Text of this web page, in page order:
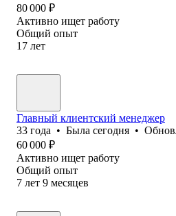
80 000 ₽
Активно ищет работу
Общий опыт
17 лет
Главный клиентский менеджер
33 года • Была сегодня •
60 000 ₽
Активно ищет работу
Общий опыт
7 лет 9 месяцев